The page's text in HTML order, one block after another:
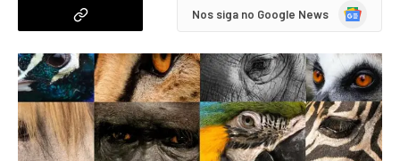
Nos siga no Google News
Google